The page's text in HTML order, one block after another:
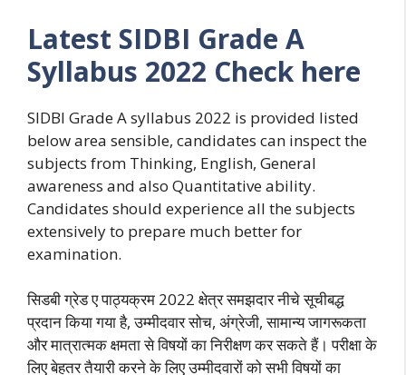
Latest SIDBI Grade A
Syllabus 2022 Check here
SIDBI Grade A syllabus 2022 is provided listed
below area sensible, candidates can inspect the
subjects from Thinking, English, General
awareness and also Quantitative ability.
Candidates should experience all the subjects
extensively to prepare much better for
examination.
सिडबी ग्रेड ए पाठ्यक्रम 2022 क्षेत्र समझदार नीचे सूचीबद्ध
प्रदान किया गया है, उम्मीदवार सोच, अंग्रेजी, सामान्य जागरूकता
और मात्रात्मक क्षमता से विषयों का निरीक्षण कर सकते हैं। परीक्षा के
लिए बेहतर तैयारी करने के लिए उम्मीदवारों को सभी विषयों का